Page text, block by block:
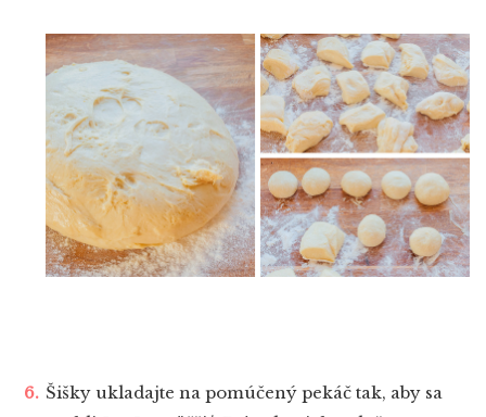
Šišky ukladajte na pomúčený pekáč tak, aby sa